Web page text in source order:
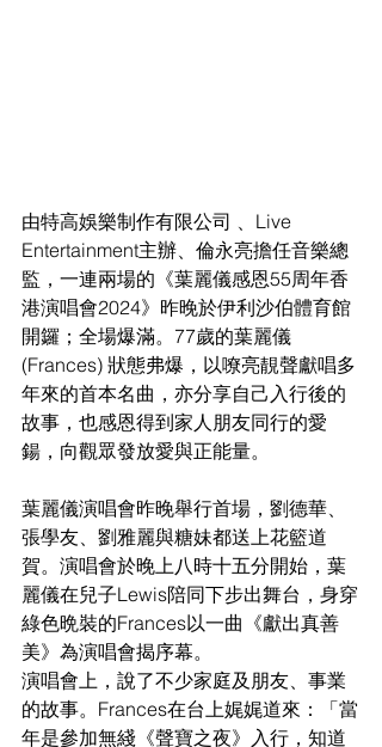
由特高娛樂制作有限公司 、Live
Entertainment主辦、倫永亮擔任音樂總
監，一連兩場的《葉麗儀感恩55周年香
港演唱會2024》昨晚於伊利沙伯體育館
開鑼；全場爆滿。77歲的葉麗儀
(Frances) 狀態弗爆，以嘹亮靚聲獻唱多
年來的首本名曲，亦分享自己入行後的
故事，也感恩得到家人朋友同行的愛
鍚，向觀眾發放愛與正能量。
葉麗儀演唱會昨晚舉行首場，劉德華、
張學友、劉雅麗與糖妹都送上花籃道
賀。演唱會於晚上八時十五分開始，葉
麗儀在兒子Lewis陪同下步出舞台，身穿
綠色晩裝的Frances以一曲《獻出真善
美》為演唱會揭序幕。
演唱會上，說了不少家庭及朋友、事業
的故事。Frances在台上娓娓道來：「當
年是參加無綫《聲寶之夜》入行，知道